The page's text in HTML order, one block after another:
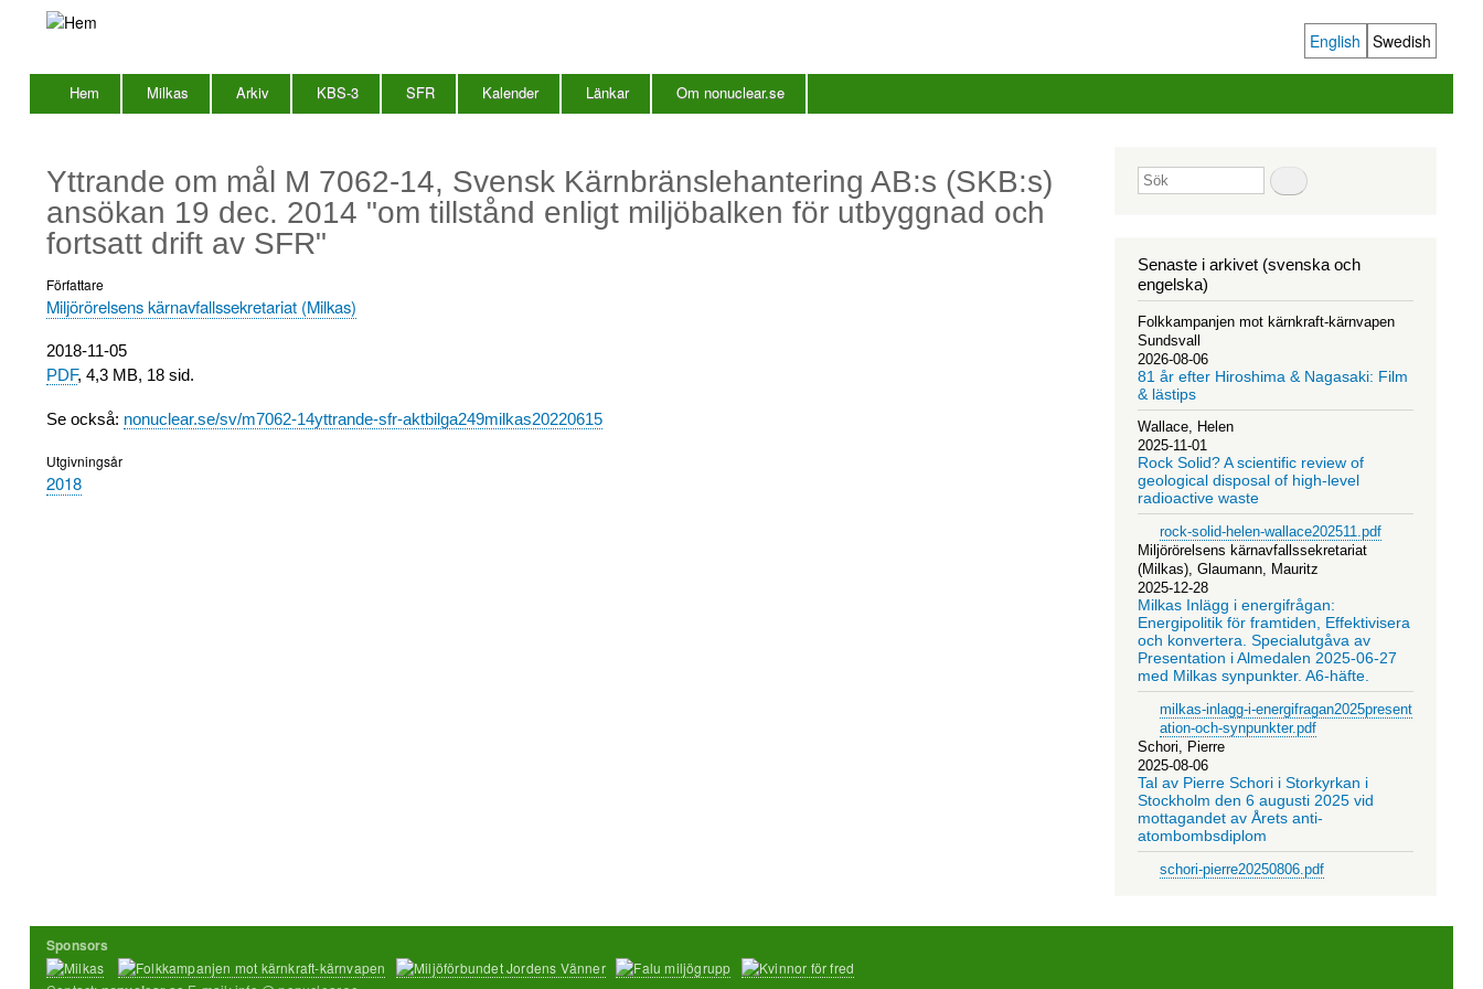
Language
switcher
English Swedish
Huvudmeny
Hem Milkas Arkiv KBS-3 SFR Kalender Länkar Om nonuclear.se
Yttrande om mål M 7062-14, Svensk Kärnbränslehantering AB:s (SKB:s)
ansökan 19 dec. 2014 "om tillstånd enligt miljöbalken för utbyggnad och
fortsatt drift av SFR"
Författare
Miljörörelsens kärnavfallssekretariat (Milkas)
Utgivningsdatum
2018-11-05
PDF, 4,3 MB, 18 sid.
Se också: nonuclear.se/sv/m7062-14yttrande-sfr-aktbilga249milkas20220615
Utgivningsår
2018
Sök
Senaste i arkivet (svenska och
engelska)
Folkkampanjen mot kärnkraft-kärnvapen
Sundsvall
2026-08-06
81 år efter Hiroshima & Nagasaki: Film
& lästips
Wallace, Helen
2025-11-01
Rock Solid? A scientific review of
geological disposal of high-level
radioactive waste
rock-solid-helen-wallace202511.pdf
Miljörörelsens kärnavfallssekretariat
(Milkas), Glaumann, Mauritz
2025-12-28
Milkas Inlägg i energifrågan:
Energipolitik för framtiden, Effektivisera
och konvertera. Specialutgåva av
Presentation i Almedalen 2025-06-27
med Milkas synpunkter. A6-häfte.
milkas-inlagg-i-energifragan2025present
ation-och-synpunkter.pdf
Schori, Pierre
2025-08-06
Tal av Pierre Schori i Storkyrkan i
Stockholm den 6 augusti 2025 vid
mottagandet av Årets anti-
atombombsdiplom
schori-pierre20250806.pdf
Sponsors